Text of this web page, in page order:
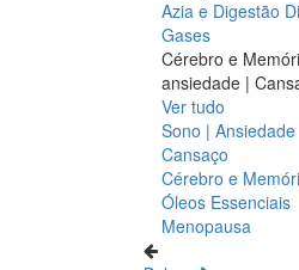
Azia e Digestão
Gases
Cérebro e
ansiedade |
Ver tudo
Sono | Ansiedade
Cansaço
Cérebro e
Óleos Essenciais
Menopausa